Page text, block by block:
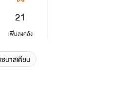
21
เพิ่มลงคลัง
เซบาสเตียน